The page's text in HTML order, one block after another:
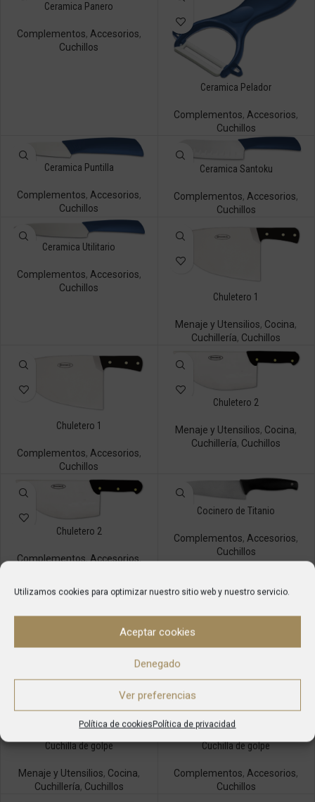
Utilizamos cookies para optimizar nuestro sitio web y nuestro servicio.
Aceptar cookies
Denegado
Ver preferencias
Política de cookiesPolítica de privacidad
Ceramica Panero
Complementos, Accesorios,
Cuchillos
Ceramica Pelador
Complementos,Accesorios,
Cuchillos
Ceramica Puntilla
Complementos, Accesorios,
Cuchillos
Ceramica Santoku
Complementos, Accesorios,
Cuchillos
Ceramica Utilitario
Complementos, Accesorios,
Cuchillos
Chuletero 1
Menaje y Utensilios, Cocina,
Cuchillería, Cuchillos
Chuletero 1
Complementos, Accesorios,
Cuchillos
Chuletero 2
Menaje y Utensilios, Cocina,
Cuchillería, Cuchillos
Chuletero 2
Complementos,Accesorios,
Cocinero de Titanio
Complementos, Accesorios,
Cuchillos
Cocinero Ilaflon
Accesorios,
Complementos
Cuchillos
Cuchilla de golpe
Menaje y Utensilios, Cocina,
Cuchillería, Cuchillos
Cuchilla de golpe
Complementos,Accesorios,
Cuchillos